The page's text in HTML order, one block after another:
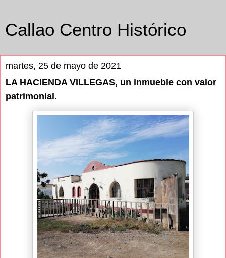
Callao Centro Histórico
martes, 25 de mayo de 2021
LA HACIENDA VILLEGAS, un inmueble con valor
patrimonial.